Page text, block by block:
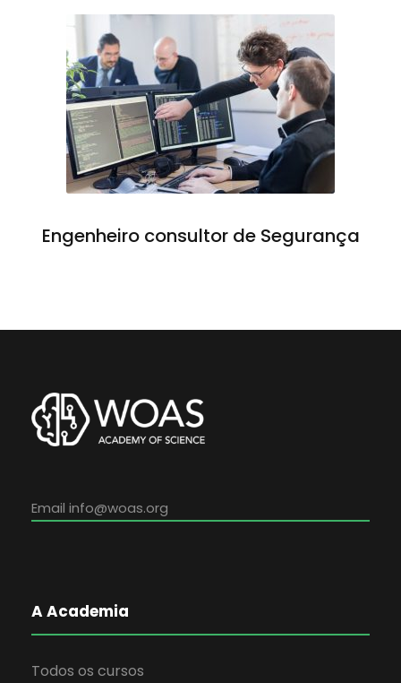
Engenheiro consultor de Segurança
Email info@woas.org
A Academia
Todos os cursos